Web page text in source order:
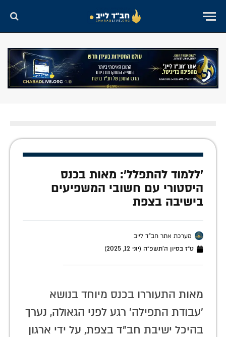
'ללמוד להתפלל': מאות בכנס
היסטורי עם חשובי המשפיעים
בישיבה בצפת
מערכת אתר חב"ד לייב
ט״ז בסיון ה׳תשפ״ה (יוני 12, 2025)
מאות התעוררו בכנס מיוחד בנושא
'עבודת התפילה' רגע לפני הגאולה, נערך
בהיכל ישיבת חב"ד בצפת, על ידי ארגון